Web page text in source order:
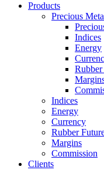
Products
Precious
Indices
Energy
Rubber
Indices
Energy
Currency
Rubber
Margins
Commission
Clients